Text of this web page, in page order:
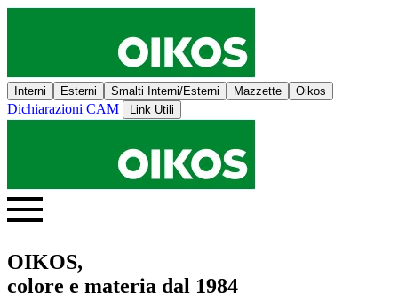
Interni Esterni Smalti Interni/Esterni Mazzette Oikos
Dichiarazioni CAM Link Utili
OIKOS,
colore e materia dal 1984